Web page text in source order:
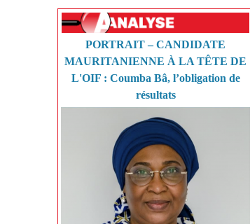
PORTRAIT – CANDIDATE
MAURITANIENNE À LA TÊTE DE
L'OIF : Coumba Bâ, l’obligation de
résultats